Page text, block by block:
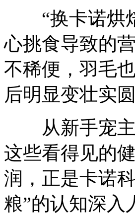
“换卡诺烘焙
心挑食导致的
不稀便，羽毛
后明显变壮实
从新手宠主
这些看得见的
润，正是卡诺
粮”的认知深入